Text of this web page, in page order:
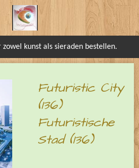
kunst als sieraden bestellen.
Futuristic City
(136)
Futuristische
Stad (136)